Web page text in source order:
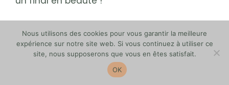
Quelle est la règle 3-3-3 des
chats ?
La règle 3-3-3 est un repère pour
à son nouvel
Nous utilisons des cookies pour vous garantir la meilleure
expérience sur notre site web. Si vous continuez à utiliser ce
site, nous supposerons que vous en êtes satisfait.
OK